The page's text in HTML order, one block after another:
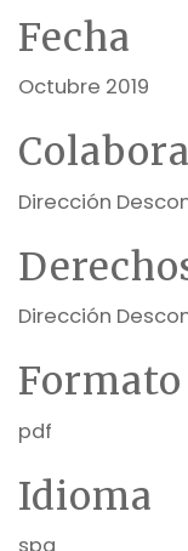
Fecha
Octubre 2019
Dirección
Dirección
Formato
pdf
Idioma